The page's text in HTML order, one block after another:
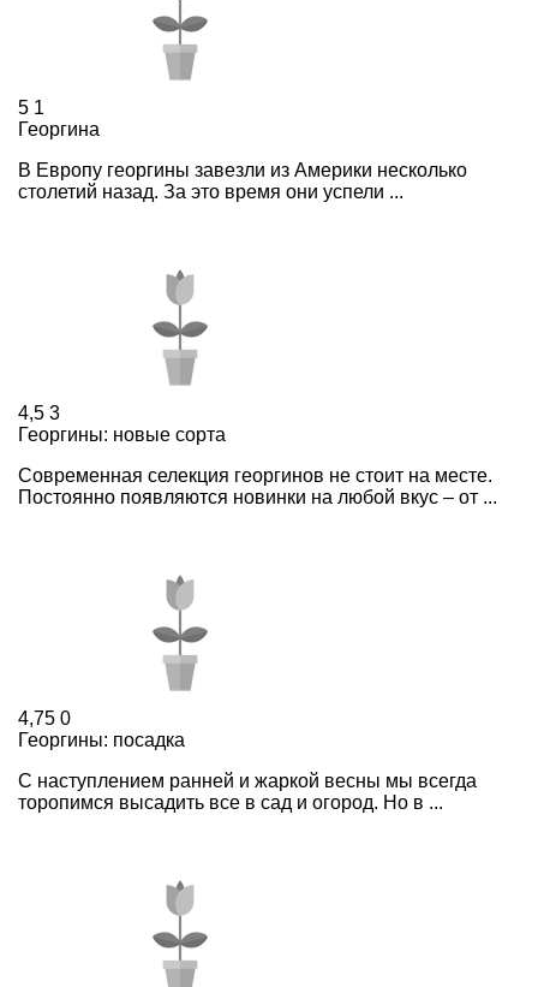
5 1
Георгина
В Европу георгины завезли из Америки несколько
столетий назад. За это время они успели ...
4,5 3
Георгины: новые сорта
Современная селекция георгинов не стоит на месте.
Постоянно появляются новинки на любой вкус – от ...
4,75 0
Георгины: посадка
С наступлением ранней и жаркой весны мы всегда
торопимся высадить все в сад и огород. Но в ...